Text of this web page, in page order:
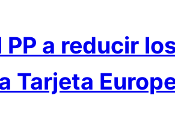
PP a reducir
Tarjeta